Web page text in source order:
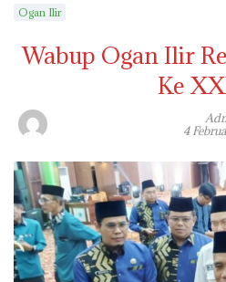
Ogan Ilir
Wabup Ogan Ilir
Ke
4